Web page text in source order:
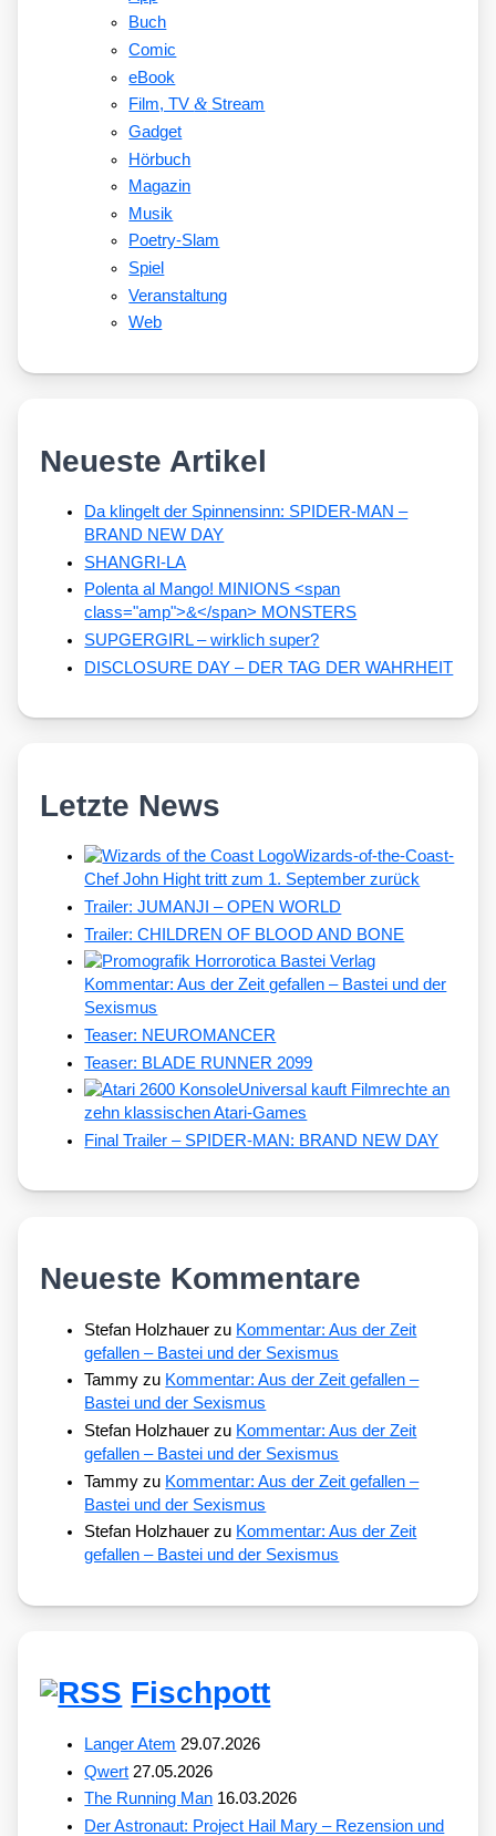
Buch
Comic
eBook
Film, TV&Stream
Gadget
Hörbuch
Magazin
Musik
Poetry-Slam
Spiel
Veranstaltung
Web
Neueste Artikel
Da klingelt der Spinnensinn: SPIDER-MAN –
BRAND NEW DAY
SHANGRI-LA
Polenta al Mango! MINIONS <span
class="amp">&</span> MONSTERS
SUPGERGIRL – wirklich super?
DISCLOSURE DAY – DER TAG DER WAHRHEIT
Letzte News
Wizards-of-the-Coast-
Chef John Hight tritt zum 1. September zurück
Trailer: JUMANJI – OPEN WORLD
Trailer: CHILDREN OF BLOOD AND BONE
Kommentar: Aus der Zeit gefallen – Bastei und der
Sexismus
Teaser: NEUROMANCER
Teaser: BLADE RUNNER 2099
Universal kauft Filmrechte an
zehn klassischen Atari-Games
Final Trailer – SPIDER-MAN: BRAND NEW DAY
Neueste Kommentare
Stefan Holzhauer zu Kommentar: Aus der Zeit
gefallen – Bastei und der Sexismus
Tammy zu Kommentar: Aus der Zeit gefallen –
Bastei und der Sexismus
Stefan Holzhauer zu Kommentar: Aus der Zeit
gefallen – Bastei und der Sexismus
Tammy zu Kommentar: Aus der Zeit gefallen –
Bastei und der Sexismus
Stefan Holzhauer zu Kommentar: Aus der Zeit
gefallen – Bastei und der Sexismus
Fischpott
Langer Atem 29.07.2026
Qwert 27.05.2026
The Running Man 16.03.2026
Der Astronaut: Project Hail Mary – Rezension und